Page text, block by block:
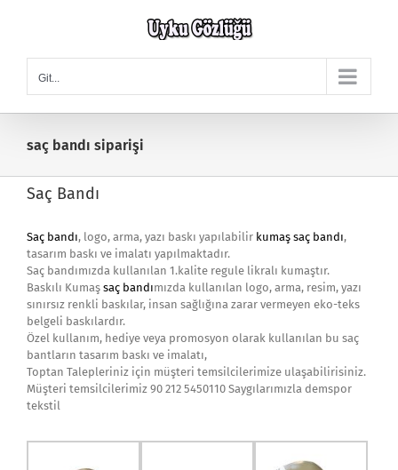
Git...
saç bandı siparişi
Saç Bandı
Saç bandı, logo, arma, yazı baskı yapılabilir kumaş saç bandı,
tasarım baskı ve imalatı yapılmaktadır.
Saç bandımızda kullanılan 1.kalite regule likralı kumaştır.
Baskılı Kumaş saç bandımızda kullanılan logo, arma, resim, yazı
sınırsız renkli baskılar, insan sağlığına zarar vermeyen eko-teks
belgeli baskılardır.
Özel kullanım, hediye veya promosyon olarak kullanılan bu saç
bantların tasarım baskı ve imalatı,
Toptan Talepleriniz için müşteri temsilcilerimize ulaşabilirisiniz.
Müşteri temsilcilerimiz 90 212 5450110 Saygılarımızla demspor
tekstil